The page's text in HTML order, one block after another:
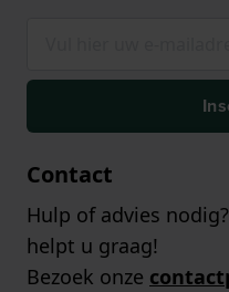
Contact
Hulp of advies
helpt u graag!
Bezoek onze